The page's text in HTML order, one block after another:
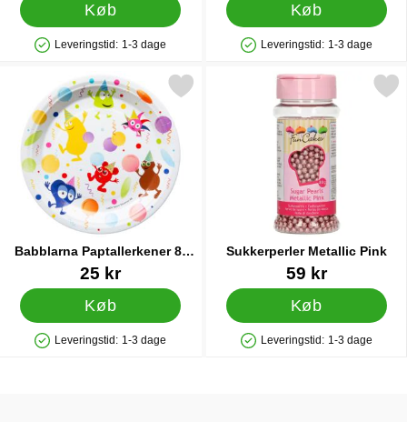
Køb
Produkttilgængelighed: På lager
Leveringstid: 1-3 dage
Køb
Produkttilgængelighed: På lager
Leveringstid: 1-3 dage
Babblarna Paptallerkener 8-
pak
Varenr 4534125 kr
Køb
Produkttilgængelighed: På lager
Leveringstid: 1-3 dage
Markér babblarna Paptallerkener 8-pak som favorit
Sukkerperler Metallic Pink
Varenr 1674559 kr
Køb
Produkttilgængelighed: På lager
Leveringstid: 1-3 dage
Markér sukkerperler